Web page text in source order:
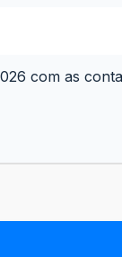
com as